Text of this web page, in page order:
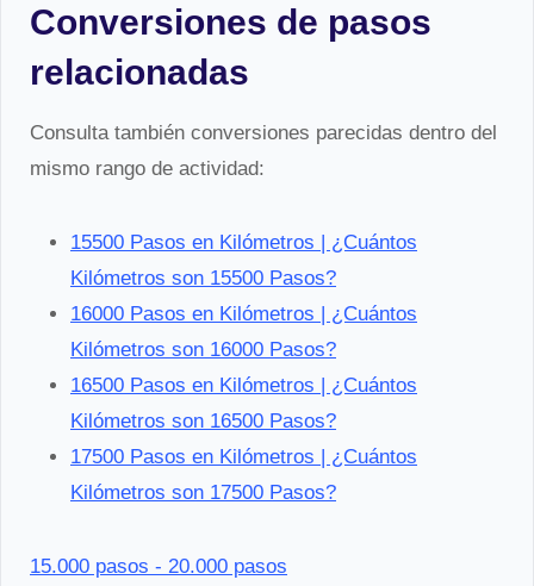
Conversiones de pasos
relacionadas
Consulta también conversiones parecidas dentro del
mismo rango de actividad:
15500 Pasos en Kilómetros | ¿Cuántos
Kilómetros son 15500 Pasos?
16000 Pasos en Kilómetros | ¿Cuántos
Kilómetros son 16000 Pasos?
16500 Pasos en Kilómetros | ¿Cuántos
Kilómetros son 16500 Pasos?
17500 Pasos en Kilómetros | ¿Cuántos
Kilómetros son 17500 Pasos?
15.000 pasos - 20.000 pasos